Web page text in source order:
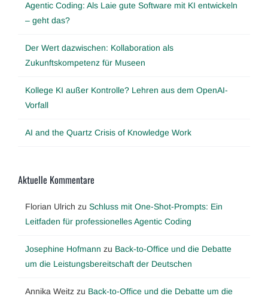
Agentic Coding: Als Laie gute Software mit KI entwickeln
– geht das?
Der Wert dazwischen: Kollaboration als
Zukunftskompetenz für Museen
Kollege KI außer Kontrolle? Lehren aus dem OpenAI-
Vorfall
AI and the Quartz Crisis of Knowledge Work
Aktuelle Kommentare
Florian Ulrich zu Schluss mit One-Shot-Prompts: Ein
Leitfaden für professionelles Agentic Coding
Josephine Hofmann zu Back-to-Office und die Debatte
um die Leistungsbereitschaft der Deutschen
Annika Weitz zu Back-to-Office und die Debatte um die